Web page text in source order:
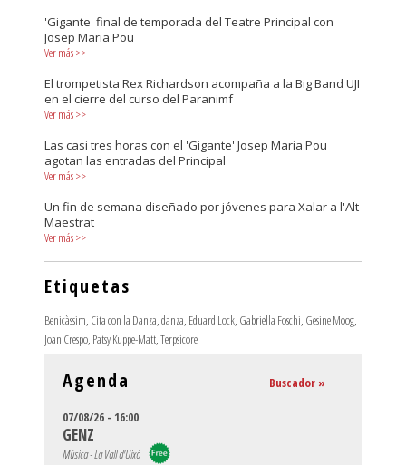
'Gigante' final de temporada del Teatre Principal con
Josep Maria Pou
Ver más>>
El trompetista Rex Richardson acompaña a la Big Band UJI
en el cierre del curso del Paranimf
Ver más>>
Las casi tres horas con el 'Gigante' Josep Maria Pou
agotan las entradas del Principal
Ver más>>
Un fin de semana diseñado por jóvenes para Xalar a l'Alt
Maestrat
Ver más>>
Etiquetas
Benicàssim Cita con la Danza danza Eduard Lock Gabriella Foschi Gesine Moog
Joan Crespo Patsy Kuppe-Matt Terpsicore
Agenda Buscador »
07/08/26 - 16:00
GENZ
Música - La Vall d'Uixó